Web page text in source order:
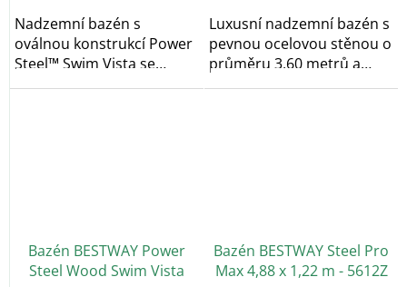
Nadzemní bazén s
oválnou konstrukcí Power
Steel™ Swim Vista se
dvěma průhledy...
Luxusní nadzemní bazén s
pevnou ocelovou stěnou o
průměru 3,60 metrů a
celkovou...
Bazén BESTWAY Power
Steel Wood Swim Vista
Bazén BESTWAY Steel Pro
Max 4,88 x 1,22 m - 5612Z